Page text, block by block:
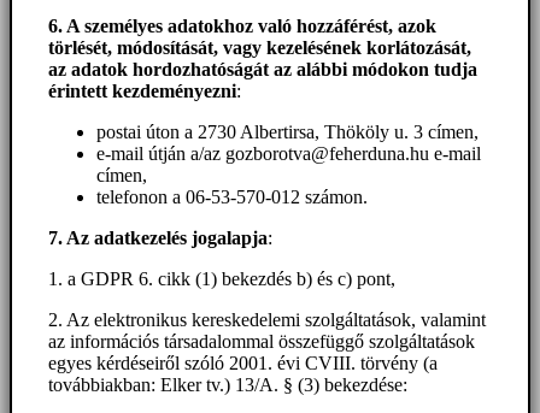
6. A személyes adatokhoz való hozzáférést, azok
törlését, módosítását, vagy kezelésének korlátozását,
az adatok hordozhatóságát az alábbi módokon tudja
érintett kezdeményezni:
postai úton a 2730 Albertirsa, Thököly u. 3 címen,
e-mail útján a/az gozborotva@feherduna.hu e-mail
címen,
telefonon a 06-53-570-012 számon.
7. Az adatkezelés jogalapja:
1. a GDPR 6. cikk (1) bekezdés b) és c) pont,
2. Az elektronikus kereskedelemi szolgáltatások, valamint
az információs társadalommal összefüggő szolgáltatások
egyes kérdéseiről szóló 2001. évi CVIII. törvény (a
továbbiakban: Elker tv.) 13/A. § (3) bekezdése: